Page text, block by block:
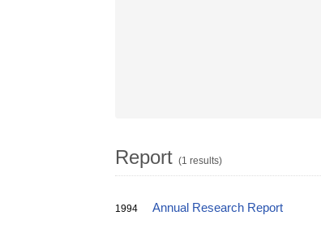
Report (1 results)
1994 Annual Research Report